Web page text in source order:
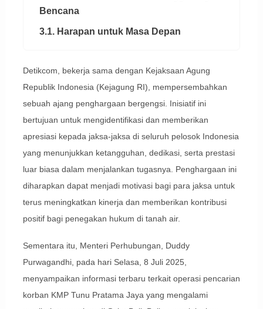
Bencana
3.1. Harapan untuk Masa Depan
Detikcom, bekerja sama dengan Kejaksaan Agung
Republik Indonesia (Kejagung RI), mempersembahkan
sebuah ajang penghargaan bergengsi. Inisiatif ini
bertujuan untuk mengidentifikasi dan memberikan
apresiasi kepada jaksa-jaksa di seluruh pelosok Indonesia
yang menunjukkan ketangguhan, dedikasi, serta prestasi
luar biasa dalam menjalankan tugasnya. Penghargaan ini
diharapkan dapat menjadi motivasi bagi para jaksa untuk
terus meningkatkan kinerja dan memberikan kontribusi
positif bagi penegakan hukum di tanah air.
Sementara itu, Menteri Perhubungan, Duddy
Purwagandhi, pada hari Selasa, 8 Juli 2025,
menyampaikan informasi terbaru terkait operasi pencarian
korban KMP Tunu Pratama Jaya yang mengalami